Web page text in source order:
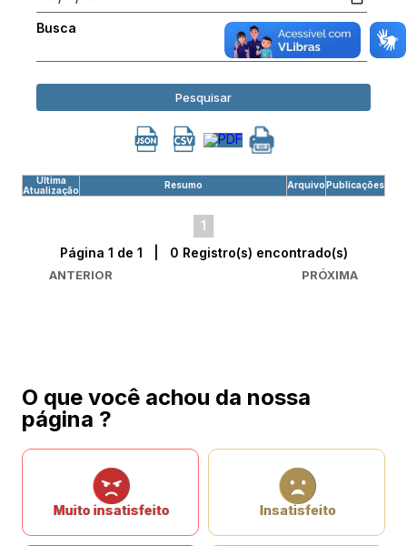
Busca
Pesquisar
Última
Atualização
Resumo ArquivoPublicações
1
ANTERIOR
Página 1 de 1 | 0 Registro(s) encontrado(s)
PRÓXIMA
O que você achou da nossa
página ?
Muito insatisfeito Insatisfeito